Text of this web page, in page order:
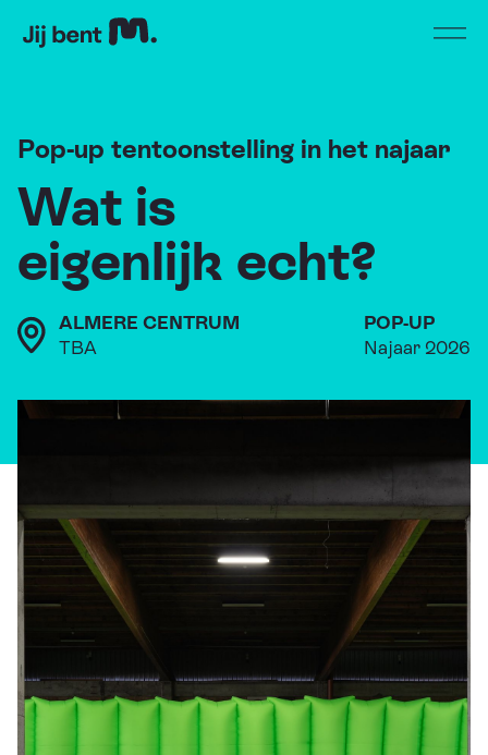
Home Open
Pop-up tentoonstelling in het najaar
Wat is
eigenlijk echt?
ALMERE CENTRUM
TBA
POP-UP
Najaar 2026
Beeld: tijdens hippocampus, Kortrijk